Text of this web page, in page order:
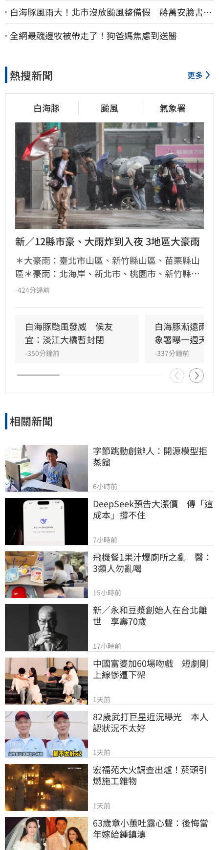
白海豚風雨大！北市沒放颱風整備假 蔣萬安臉書遭
網友灌爆：標準在哪？
全網最醜邊牧被帶走了！狗爸媽焦慮到送醫
熱搜新聞 更多
白海豚 颱風 氣象署
新／12縣市豪、大雨炸到入夜 3地區大豪雨
＊大豪雨：臺北市山區、新竹縣山區、苗栗縣山
區＊豪雨：北海岸、新北市、桃園市、新竹縣、
臺中市山區＊大雨：基隆市、臺北市、新竹市、
-424分鐘前
白海豚颱風發威　侯友
宜：淡江大橋暫封閉
-350分鐘前
白海豚漸遠雨
象署曝一週天氣
-337分鐘前
相關新聞
字節跳動創辦人：開源模型拒
蒸餾
6小時前
DeepSeek預告大漲價　傳「這
成本」撐不住
7小時前
飛機餐1果汁爆廁所之亂　醫：
3類人勿亂喝
15小時前
新／永和豆漿創始人在台北離
世　享壽70歲
17小時前
中國富婆加60場吻戲　短劇剛
上線慘遭下架
1天前
82歲武打巨星近況曝光　本人
認狀況不太好
1天前
宏福苑大火調查出爐！菸頭引
燃施工雜物
1天前
63歲章小蕙吐露心聲：後悔當
年嫁給鍾鎮濤